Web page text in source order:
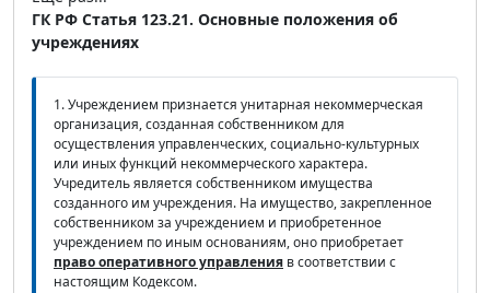
ГК РФ Статья 123.21. Основные положения об
учреждениях
1. Учреждением признается унитарная некоммерческая
организация, созданная собственником для
осуществления управленческих, социально-культурных
или иных функций некоммерческого характера.
Учредитель является собственником имущества
созданного им учреждения. На имущество, закрепленное
собственником за учреждением и приобретенное
учреждением по иным основаниям, оно приобретает
право оперативного управления в соответствии с
настоящим Кодексом.